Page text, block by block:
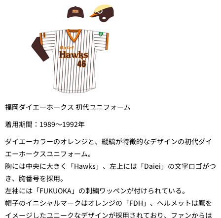
福岡ダイエーホークス 初代ユニフォーム
着用期間：1989～1992年
ダイエーカラーのオレンジと、縦縞が特徴的なデザインの初代ダイ
エーホークスユニフォーム。
胸には中央に大きく「Hawks」、左上には「Daiei」の文字ロゴがつ
き、胸番号を採用。
左袖には「FUKUOKA」の刺繍ワッペンが付けられている。
帽子のイニシャルマークはオレンジの「FDH」、ヘルメットは鷹を
イメージしたユニークなデザインが採用されており、ファンからは